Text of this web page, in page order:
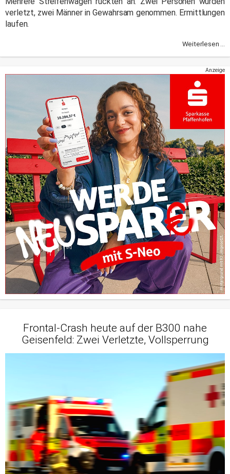
verletzt, zwei Männer in Gewahrsam genommen. Ermittlungen
laufen.
Weiterlesen ...
Anzeige
Frontal-Crash heute auf der B300 nahe
Geisenfeld: Zwei Verletzte, Vollsperrung